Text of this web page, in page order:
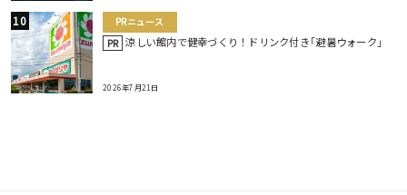
PRニュース
PR 涼しい館内で健幸づくり！ドリンク付き｢避暑ウォーク｣
2026年7月21日